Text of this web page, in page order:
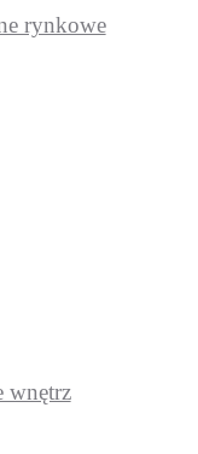
rynkowe
wnętrz